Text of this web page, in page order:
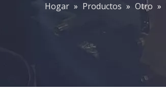
Hogar » Productos » Otro »